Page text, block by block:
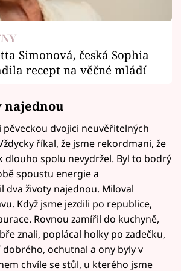
Simonová, česká Sophia
recept na věčné mládí
najednou
pěveckou dvojici neuvěřitelných
říkal, že jsme rekordmani, že
dlouho spolu nevydržel. Byl to bodrý
spoustu energie a
dva životy najednou. Miloval
Když jsme jezdili po republice,
Rovnou zamířil do kuchyně,
znali, poplácal holky po zadečku,
dobrého, ochutnal a ony byly v
chvíle se stůl, u kterého jsme